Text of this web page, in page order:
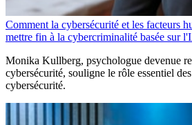
Comment la cybersécurité et les facteurs
mettre fin à la cybercriminalité basée sur
Monika Kullberg, psychologue devenue
cybersécurité, souligne le rôle essentiel
cybersécurité.